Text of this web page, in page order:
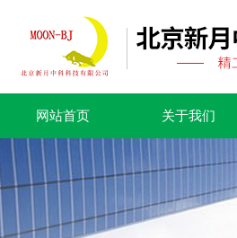
网站首页 关于我们